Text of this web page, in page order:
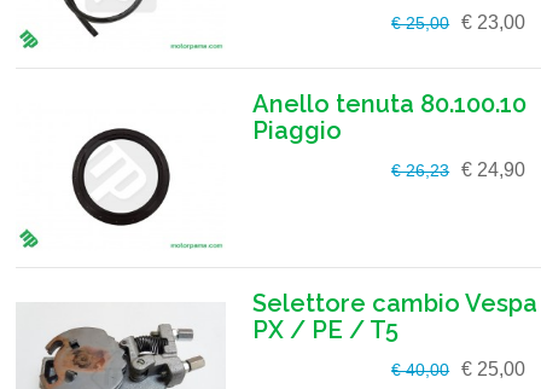
€ 25,00 € 23,00
Anello tenuta 80.100.10
Piaggio
€ 26,23 € 24,90
Selettore cambio Vespa
PX / PE / T5
€ 40,00 € 25,00